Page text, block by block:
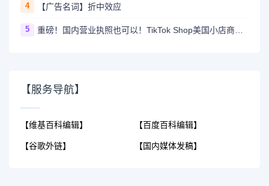
4 【广告名词】折中效应
5 重磅！国内营业执照也可以！TikTok Shop美国小店商家自运营模式开放！
【服务导航】
【维基百科编辑】
【谷歌外链】
【百度百科编辑】
【国内媒体发稿】